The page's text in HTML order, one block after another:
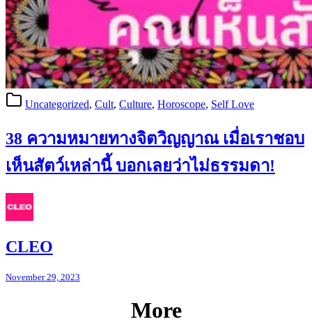
Uncategorized, Cult, Culture, Horoscope, Self Love
38 ความหมายทางจิตวิญญาณ เมื่อเราชอบ
เห็นสัตว์เหล่านี้ บอกเลยว่าไม่ธรรมดา!
CLEO
November 29, 2023
More